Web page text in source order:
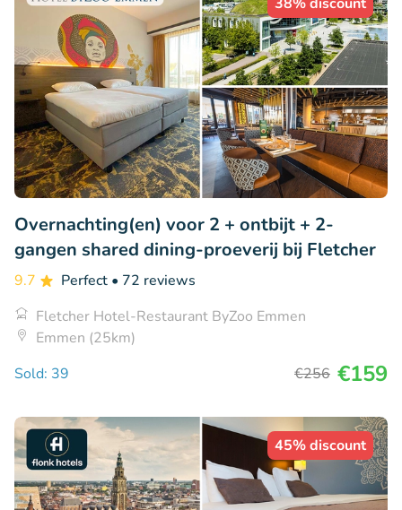
Overnachting(en) voor 2 + ontbijt + 2-
gangen shared dining-proeverij bij Fletcher
9.7 Perfect • 72 reviews
Fletcher Hotel-Restaurant ByZoo Emmen
Emmen (25km)
Sold: 39
€256 €159
45% discount